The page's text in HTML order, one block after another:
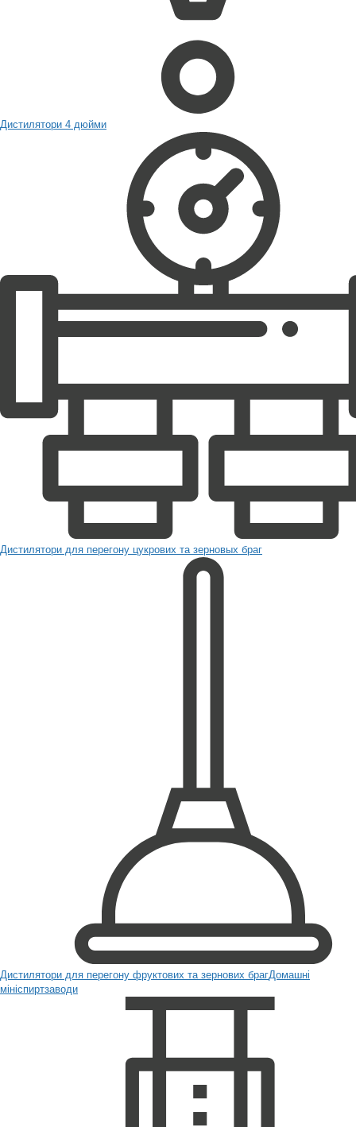
Дистилятори 4 дюйми
Дистилятори для перегону цукрових та зерновых браг
Дистилятори для перегону фруктових та зернових брагДомашні
мініспиртзаводи